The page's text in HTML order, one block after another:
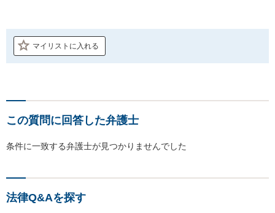
マイリストに入れる
この質問に回答した弁護士
条件に一致する弁護士が見つかりませんでした
法律Q&Aを探す